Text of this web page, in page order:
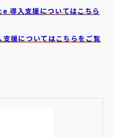
導入支援についてはこちら
援についてはこちらをご覧